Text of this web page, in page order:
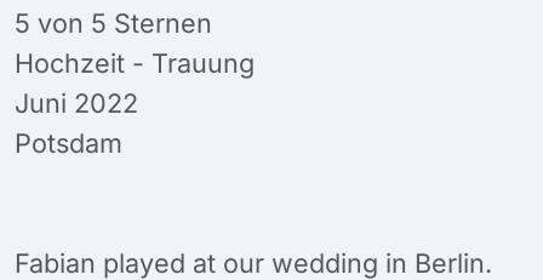
5 von 5 Sternen
Hochzeit - Trauung
Juni 2022
Potsdam
Fabian played at our wedding in Berlin.